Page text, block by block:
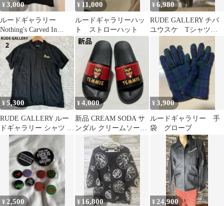
¥3,000
ルードギャラリー
Nothing's Carved In
Stone
¥ 11,000
ルードギャラリーハッ
ト ストローハット
¥6,980
RUDE GALLERY チバ
ユウスケ Tシャツ S
¥5,300
RUDE GALLERY ルー
ドギャラリー シャツ 2
ブラック 半袖
¥4,000
新品 CREAM SODA サ
ンダル クリームソーダ
ルードギャラリー
¥3,900
ルードギャラリー 手
袋 グローブ
¥ 2,500 ¥ 16,800 ¥ 24,900